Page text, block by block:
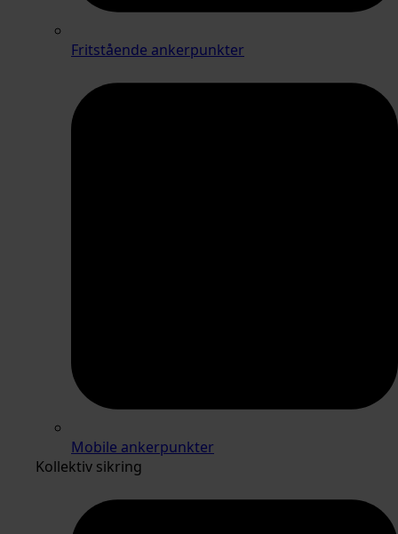
Fritstående ankerpunkter
Mobile ankerpunkter
Kollektiv sikring